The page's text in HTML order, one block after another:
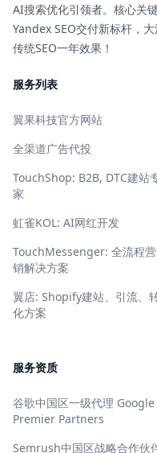
AI搜索优化引领者。核心关
Yandex SEO交付新标杆，
传统SEO一年效果！
服务列表
翼果科技官方网站
全渠道广告代投
TouchShop: B2B, DTC建站
家
虹雀KOL: AI网红开发
TouchMessenger: 全流程营
销解决方案
翼店: Shopify建站、引流、
化方案
服务资质
谷歌中国区一级代理 Google
Premier Partners
Semrush中国区战略合作伙